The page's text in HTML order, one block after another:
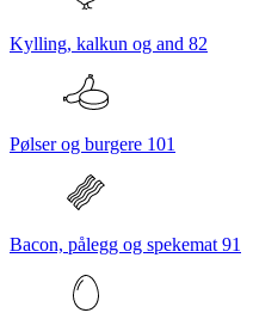
Kylling, kalkun og and 82
Pølser og burgere 101
Bacon, pålegg og spekemat 91